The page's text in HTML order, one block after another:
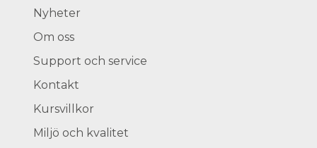
Nyheter
Om oss
Support och service
Kontakt
Kursvillkor
Miljö och kvalitet